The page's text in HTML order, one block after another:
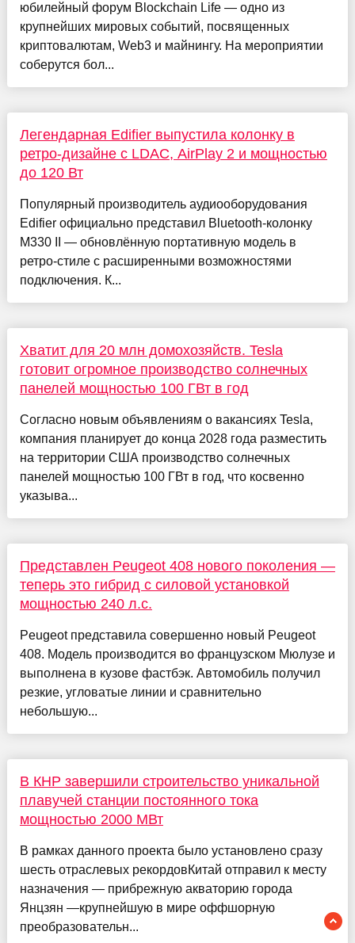
юбилейный форум Blockchain Life — одно из
крупнейших мировых событий, посвященных
криптовалютам, Web3 и майнингу. На мероприятии
соберутся бол...
Легендарная Edifier выпустила колонку в
ретро-дизайне с LDAC, AirPlay 2 и мощностью
до 120 Вт
Популярный производитель аудиооборудования
Edifier официально представил Bluetooth-колонку
M330 II — обновлённую портативную модель в
ретро-стиле с расширенными возможностями
подключения. К...
Хватит для 20 млн домохозяйств. Tesla
готовит огромное производство солнечных
панелей мощностью 100 ГВт в год
Согласно новым объявлениям о вакансиях Tesla,
компания планирует до конца 2028 года разместить
на территории США производство солнечных
панелей мощностью 100 ГВт в год, что косвенно
указыва...
Представлен Peugeot 408 нового поколения —
теперь это гибрид с силовой установкой
мощностью 240 л.с.
Peugeot представила совершенно новый Peugeot
408. Модель производится во французском Мюлузе и
выполнена в кузове фастбэк. Автомобиль получил
резкие, угловатые линии и сравнительно
небольшую...
В КНР завершили строительство уникальной
плавучей станции постоянного тока
мощностью 2000 МВт
В рамках данного проекта было установлено сразу
шесть отраслевых рекордовКитай отправил к месту
назначения — прибрежную акваторию города
Янцзян —крупнейшую в мире оффшорную
преобразовательн...